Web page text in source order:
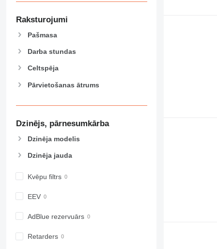
826
907
908
918
928
938
950
955
966
973
Raksturojumi
Pašmasa
Darba stundas
Celtspēja
Pārvietošanas ātrums
Dzinējs, pārnesumkārba
Dzinēja modelis
Dzinēja jauda
Kvēpu filtrs
EEV
AdBlue rezervuārs
Retarders